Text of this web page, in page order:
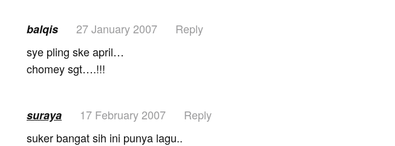
balqis 27 January 2007
Reply
sye pling ske april…
chomey sgt….!!!
suraya 17 February 2007
Reply
suker bangat sih ini punya lagu..